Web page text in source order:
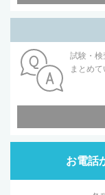
試験・
まとめて
お電話